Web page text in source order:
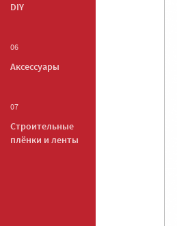
DIY
06
Аксессуары
07
Строительные
плёнки и ленты